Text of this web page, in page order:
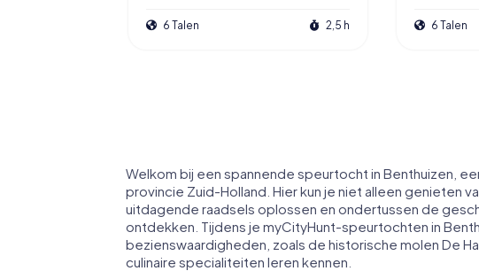
6 Talen 2,5 h 6 Talen
Welkom bij een spannende speurtocht in Benthuizen,
provincie Zuid-Holland. Hier kun je niet alleen genieten
uitdagende raadsels oplossen en ondertussen de
ontdekken. Tijdens je myCityHunt-speurtochten in
bezienswaardigheden, zoals de historische molen De
culinaire specialiteiten leren kennen.